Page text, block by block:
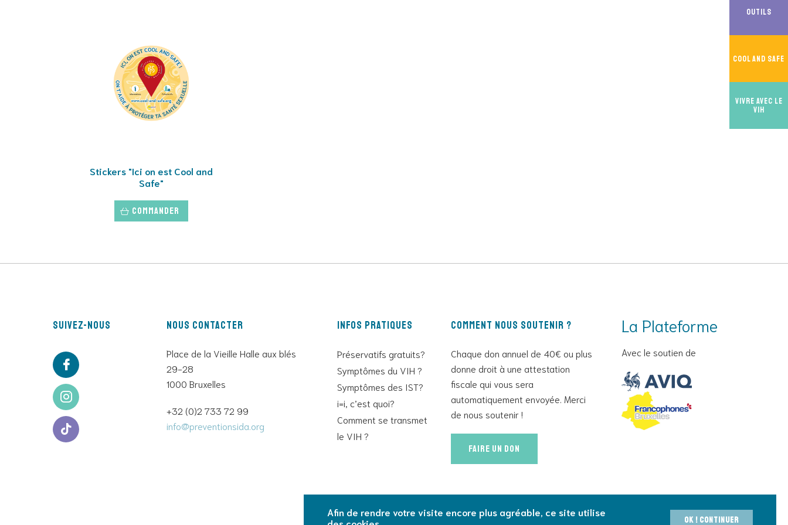
Outils
Cool And Safe
Vivre avec le
VIH
Stickers "Ici on est Cool and
Safe"
Commander
Suivez-nous Nous contacter
Place de la Vieille Halle aux blés
29-28
1000 Bruxelles
+32 (0)2 733 72 99
info@preventionsida.org
Infos pratiques
Préservatifs gratuits?
Symptômes du VIH ?
Symptômes des IST?
i=i, c’est quoi?
Comment se transmet
le VIH ?
Comment nous soutenir ?
Chaque don annuel de 40€ ou plus
donne droit à une attestation
fiscale qui vous sera
automatiquement envoyée. Merci
de nous soutenir !
Faire un don
La Plateforme
Avec le soutien de
0
Afin de rendre votre visite encore plus agréable, ce site utilise
OK ! Continuer